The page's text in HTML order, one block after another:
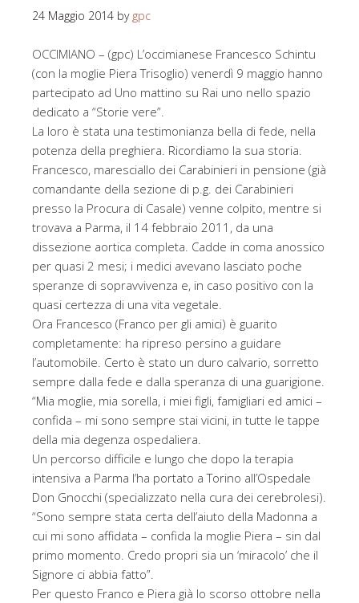
24 Maggio 2014 by gpc
OCCIMIANO – (gpc) L’occimianese Francesco Schintu
(con la moglie Piera Trisoglio) venerdì 9 maggio hanno
partecipato ad Uno mattino su Rai uno nello spazio
dedicato a “Storie vere”.
La loro è stata una testimonianza bella di fede, nella
potenza della preghiera. Ricordiamo la sua storia.
Francesco, maresciallo dei Carabinieri in pensione (già
comandante della sezione di p.g. dei Carabinieri
presso la Procura di Casale) venne colpito, mentre si
trovava a Parma, il 14 febbraio 2011, da una
dissezione aortica completa. Cadde in coma anossico
per quasi 2 mesi; i medici avevano lasciato poche
speranze di sopravvivenza e, in caso positivo con la
quasi certezza di una vita vegetale.
Ora Francesco (Franco per gli amici) è guarito
completamente: ha ripreso persino a guidare
l’automobile. Certo è stato un duro calvario, sorretto
sempre dalla fede e dalla speranza di una guarigione.
“Mia moglie, mia sorella, i miei figli, famigliari ed amici –
confida – mi sono sempre stai vicini, in tutte le tappe
della mia degenza ospedaliera.
Un percorso difficile e lungo che dopo la terapia
intensiva a Parma l’ha portato a Torino all’Ospedale
Don Gnocchi (specializzato nella cura dei cerebrolesi).
“Sono sempre stata certa dell’aiuto della Madonna a
cui mi sono affidata – confida la moglie Piera – sin dal
primo momento. Credo propri sia un ‘miracolo’ che il
Signore ci abbia fatto”.
Per questo Franco e Piera già lo scorso ottobre nella